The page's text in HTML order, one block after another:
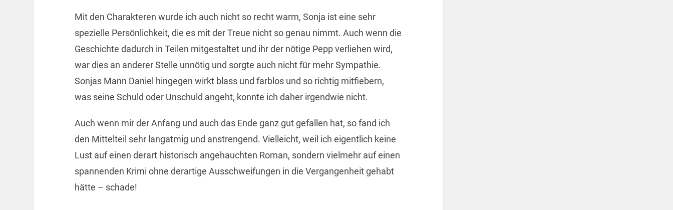
Mit den Charakteren wurde ich auch nicht so recht warm, Sonja ist eine sehr
spezielle Persönlichkeit, die es mit der Treue nicht so genau nimmt. Auch wenn die
Geschichte dadurch in Teilen mitgestaltet und ihr der nötige Pepp verliehen wird,
war dies an anderer Stelle unnötig und sorgte auch nicht für mehr Sympathie.
Sonjas Mann Daniel hingegen wirkt blass und farblos und so richtig mitfiebern,
was seine Schuld oder Unschuld angeht, konnte ich daher irgendwie nicht.
Auch wenn mir der Anfang und auch das Ende ganz gut gefallen hat, so fand ich
den Mittelteil sehr langatmig und anstrengend. Vielleicht, weil ich eigentlich keine
Lust auf einen derart historisch angehauchten Roman, sondern vielmehr auf einen
spannenden Krimi ohne derartige Ausschweifungen in die Vergangenheit gehabt
hätte – schade!